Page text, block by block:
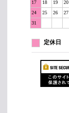
17 18 19 20
24
25 26 27
31
定休日